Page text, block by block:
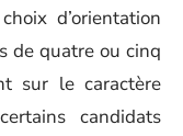
d’orientation
de quatre ou cinq
sur le caractère
candidats